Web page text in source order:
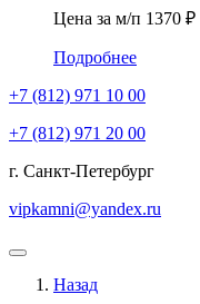
Цена за м/п 1370 ₽
Подробнее
+7 (812) 971 10 00
+7 (812) 971 20 00
г. Санкт-Петербург
vipkamni@yandex.ru
Назад